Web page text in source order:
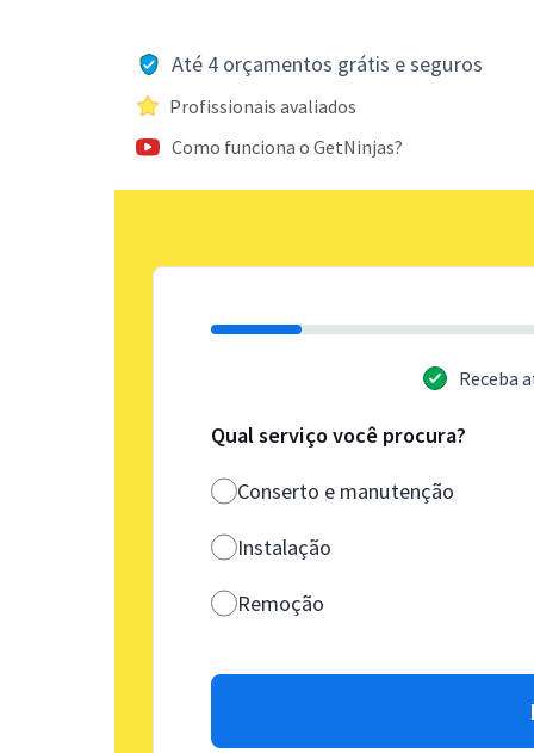
Até 4 orçamentos grátis e seguros
Profissionais avaliados
Como funciona o GetNinjas?
Receba
Qual serviço você procura?
Conserto e manutenção
Instalação
Remoção